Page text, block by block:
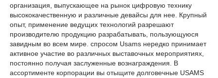
организация, выпускающее на рынок цифровую технику
высококачественную и различные девайсы для нее. Крупный
опыт, применение ведущих технологий разрешают
производителю продукцию разрабатывать, пользующуюся
завидным во всем мире. спросом Usams нередко принимает
активное участие во различных выставочных мероприятиях,
постоянно получая заслуженные вознаграждения. В
ассортименте корпорации вы отыщите долговечные USAMS